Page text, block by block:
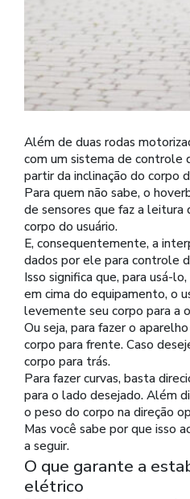
Além de duas rodas
com um sistema de controle
partir da inclinação do corpo
Para quem não sabe, o
de sensores que faz a leitura
corpo do usuário.
E, consequentemente, a
dados por ele para controle
Isso significa que, para usá-
em cima do equipamento, o
levemente seu corpo para a
Ou seja, para fazer o
corpo para frente. Caso
corpo para trás.
Para fazer curvas, basta
para o lado desejado. Além
o peso do corpo na direção
Mas você sabe por que isso
a seguir.
O que garante a
elétrico